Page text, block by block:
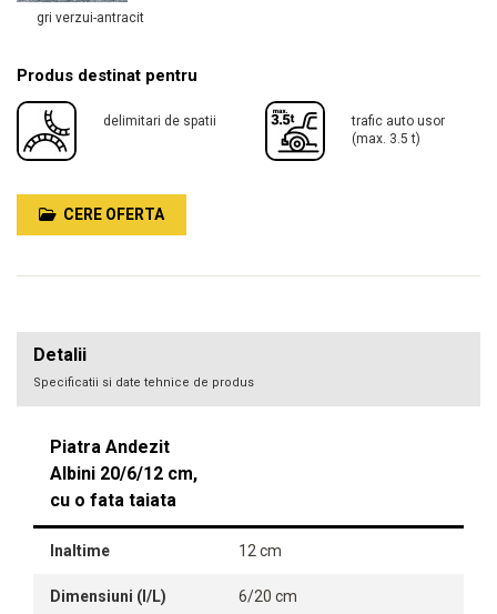
gri verzui-antracit
Produs destinat pentru
delimitari de spatii
trafic auto usor
(max. 3.5 t)
CERE OFERTA
Detalii
Specificatii si date tehnice de produs
Piatra Andezit
Albini 20/6/12 cm,
cu o fata taiata
Inaltime 12 cm
Dimensiuni (l/L) 6/20 cm